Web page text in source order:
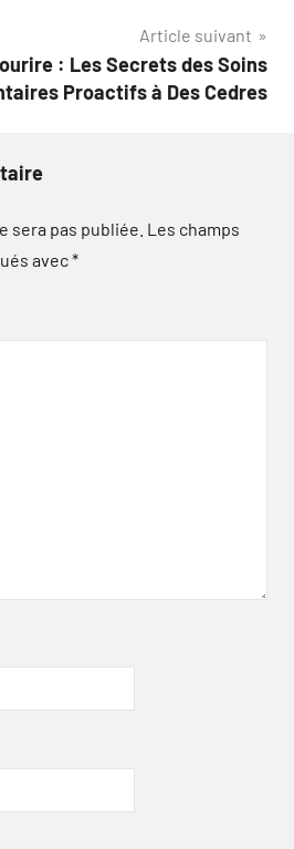
Article suivant
: Les Secrets des Soins
Proactifs à Des Cedres
sera pas publiée. Les champs
avec*